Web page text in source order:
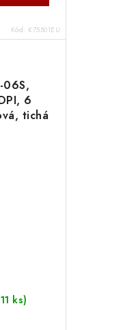
Kód: K75501EU
06S,
6
tichá
11 ks)